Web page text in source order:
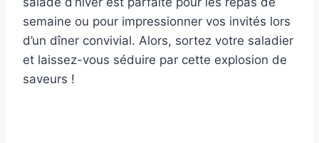
semaine ou pour impressionner vos invités lors
d’un dîner convivial. Alors, sortez votre saladier
et laissez-vous séduire par cette explosion de
saveurs !